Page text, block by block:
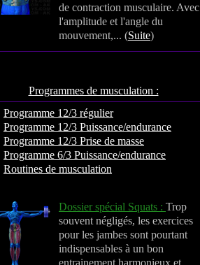
de contraction musculaire. Avec
l'amplitude et l'angle du
mouvement,... (Suite)
Programmes de musculation :
Programme 12/3 régulier
Programme 12/3 Puissance/endurance
Programme 12/3 Prise de masse
Programme 6/3 Puissance/endurance
Routines de musculation
Dossier spécial Squats : Trop
souvent négligés, les exercices
pour les jambes sont pourtant
indispensables à un bon
entrainement harmonieux et